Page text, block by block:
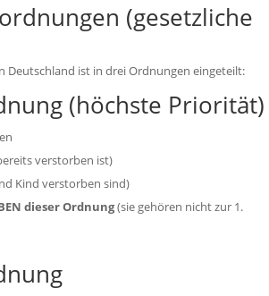
(gesetzliche
Deutschland ist in drei Ordnungen eingeteilt:
(höchste Priorität)
verstorben ist)
Kind verstorben sind)
dieser Ordnung(sie gehören nicht zur 1.